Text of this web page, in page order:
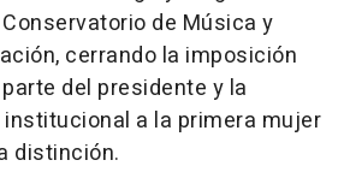
de Música y
cerrando la imposición
del presidente y la
a la primera mujer
distinción.